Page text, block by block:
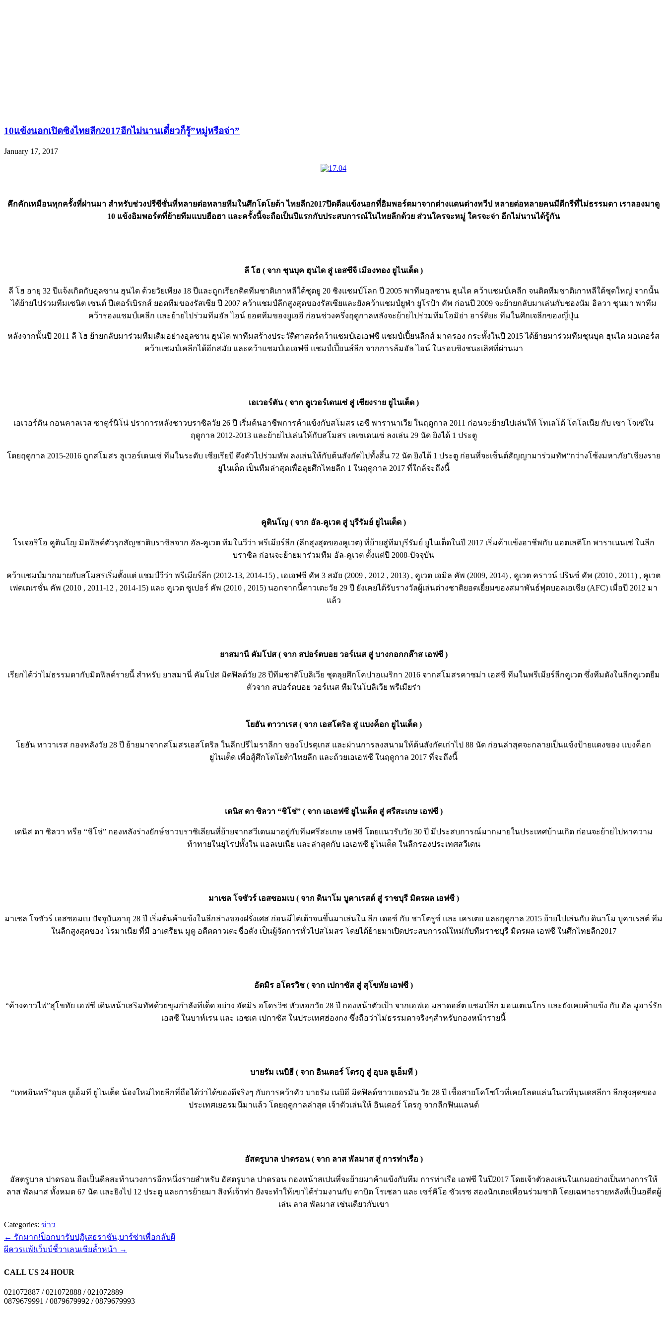
10แข้งนอกเปิดซิงไทยลีก2017อีกไม่นานเดี๋ยวก็รู้”หมู่หรือจ่า”
January 17, 2017
คึกคักเหมือนทุกครั้งที่ผ่านมา สำหรับช่วงปรีซีซั่นที่หลายต่อหลายทีมในศึกโตโยต้า ไทยลีก2017ปิดดีลแข้งนอกที่อิมพอร์ตมาจากต่างแดนต่างทวีป หลายต่อหลายคนมีดีกรีที่ไม่ธรรมดา เราลองมาดู
10 แข้งอิมพอร์ตที่ย้ายทีมแบบฮือฮา และครั้งนี้จะถือเป็นปีแรกกับประสบการณ์ในไทยลีกด้วย ส่วนใครจะหมู่ ใครจะจ่า อีกไม่นานได้รู้กัน
ลี โฮ ( จาก ชุนบุค ฮุนได สู่ เอสซีจี เมืองทอง ยูไนเต็ด )
ลี โฮ อายุ 32 ปีแจ้งเกิดกับอุลซาน ฮุนได ด้วยวัยเพียง 18 ปีและถูกเรียกติดทีมชาติเกาหลีใต้ชุดยู 20 ชิงแชมป์โลก ปี 2005 พาทีมอุลซาน ฮุนได คว้าแชมป์เคลีก จนติดทีมชาติเกาหลีใต้ชุดใหญ่ จากนั้น
ได้ย้ายไปร่วมทีมเซนิต เซนต์ ปีเตอร์เบิรกส์ ยอดทีมของรัสเซีย ปี 2007 คว้าแชมป์ลีกสูงสุดของรัสเซียและยังคว้าแชมป์ยูฟ่า ยูโรป้า คัพ ก่อนปี 2009 จะย้ายกลับมาเล่นกับชองนัม อิลวา ชุนมา พาทีม
คว้ารองแชมป์เคลีก และย้ายไปร่วมทีมอัล ไอน์ ยอดทีมของยูเออี ก่อนช่วงครึ่งฤดูกาลหลังจะย้ายไปร่วมทีมโอมิย่า อาร์ดิยะ ทีมในศึกเจลีกของญี่ปุ่น
หลังจากนั้นปี 2011 ลี โฮ ย้ายกลับมาร่วมทีมเดิมอย่างอุลซาน ฮุนได พาทีมสร้างประวัติศาสตร์คว้าแชมป์เอเอฟซี แชมป์เปี้ยนลีกส์ มาครอง กระทั้งในปี 2015 ได้ย้ายมาร่วมทีมชุนบุค ฮุนได มอเตอร์ส
คว้าแชมป์เคลีกได้อีกสมัย และคว้าแชมป์เอเอฟซี แชมป์เปี้ยนส์ลีก จากการล้มอัล ไอน์ ในรอบชิงชนะเลิศที่ผ่านมา
เอเวอร์ตัน ( จาก ลูเวอร์เดนเซ่ สู่ เชียงราย ยูไนเต็ด )
เอเวอร์ตัน กอนคาลเวส ซาตูร์นิโน่ ปราการหลังชาวบราซิลวัย 26 ปี เริ่มต้นอาชีพการค้าแข้งกับสโมสร เอซี พารานาเวีย ในฤดูกาล 2011 ก่อนจะย้ายไปเล่นให้ โทเลโด้ โคโลเนีย กับ เซา โจเซ่ใน
ฤดูกาล 2012-2013 และย้ายไปเล่นให้กับสโมสร เลเซเดนเซ่ ลงเล่น 29 นัด ยิงได้ 1 ประตู
โดยฤดูกาล 2015-2016 ถูกสโมสร ลูเวอร์เดนเซ่ ทีมในระดับ เซียเรียบี ดึงตัวไปร่วมทัพ ลงเล่นให้กับต้นสังกัดไปทั้งสิ้น 72 นัด ยิงได้ 1 ประตู ก่อนที่จะเซ็นต์สัญญามาร่วมทัพ“กว่างโซ้งมหาภัย”เชียงราย
ยูไนเต็ด เป็นทีมล่าสุดเพื่อลุยศึกไทยลีก 1 ในฤดูกาล 2017 ที่ใกล้จะถึงนี้
คูตินโญ ( จาก อัล-คูเวต สู่ บุรีรัมย์ ยูไนเต็ด )
โรเจอริโอ คูตินโญ มิดฟิลด์ตัวรุกสัญชาติบราซิลจาก อัล-คูเวต ทีมในวีว่า พรีเมียร์ลีก (ลีกสุงสุดของคูเวต) ที่ย้ายสู่ทีมบุรีรัมย์ ยูไนเต็ดในปี 2017 เริ่มค้าแข้งอาชีพกับ แอตเลติโก พาราเนนเซ่ ในลีก
บราซิล ก่อนจะย้ายมาร่วมทีม อัล-คูเวต ตั้งแต่ปี 2008-ปัจจุบัน
คว้าแชมป์มากมายกับสโมสรเริ่มตั้งแต่ แชมป์วีว่า พรีเมียร์ลีก (2012-13, 2014-15) , เอเอฟซี คัพ 3 สมัย (2009 , 2012 , 2013) , คูเวต เอมิล คัพ (2009, 2014) , คูเวต คราวน์ ปรินซ์ คัพ (2010 , 2011) , คูเวต
เฟดเดเรชั่น คัพ (2010 , 2011-12 , 2014-15) และ คูเวต ซูเปอร์ คัพ (2010 , 2015) นอกจากนี้ดาวเตะวัย 29 ปี ยังเคยได้รับรางวัลผู้เล่นต่างชาติยอดเยี่ยมของสมาพันธ์ฟุตบอลเอเชีย (AFC) เมื่อปี 2012 มา
แล้ว
ยาสมานี คัมโปส ( จาก สปอร์ตบอย วอร์เนส สู่ บางกอกกล๊าส เอฟซี )
เรียกได้ว่าไม่ธรรมดากับมิดฟิลด์รายนี้ สำหรับ ยาสมานี่ คัมโปส มิดฟิลด์วัย 28 ปีทีมชาติโบลิเวีย ชุดลุยศึกโคปาอเมริกา 2016 จากสโมสรคาซม่า เอสซี ทีมในพรีเมียร์ลีกคูเวต ซึ่งทีมดังในลีกคูเวตยืม
ตัวจาก สปอร์ตบอย วอร์เนส ทีมในโบลิเวีย พรีเมียร่า
โยฮัน ตาวาเรส ( จาก เอสโตริล สู่ แบงค็อก ยูไนเต็ด )
โยฮัน ทาวาเรส กองหลังวัย 28 ปี ย้ายมาจากสโมสรเอสโตริล ในลีกปรีไมราลีกา ของโปรตุเกส และผ่านการลงสนามให้ต้นสังกัดเก่าไป 88 นัด ก่อนล่าสุดจะกลายเป็นแข้งป้ายแดงของ แบงค็อก
ยูไนเต็ด เพื่อสู้ศึกโตโยต้าไทยลีก และถ้วยเอเอฟซี ในฤดูกาล 2017 ที่จะถึงนี้
เดนิส ดา ซิลวา “ชิโช่” ( จาก เอเอฟซี ยูไนเต็ด สู่ ศรีสะเกษ เอฟซี )
เดนิส ดา ซิลวา หรือ “ชิโช่” กองหลังร่างยักษ์ชาวบราซิเลียนที่ย้ายจากสวีเดนมาอยู่กับทีมศรีสะเกษ เอฟซี โดยแนวรับวัย 30 ปี มีประสบการณ์มากมายในประเทศบ้านเกิด ก่อนจะย้ายไปหาความ
ท้าทายในยุโรปทั้งใน แอลเบเนีย และล่าสุดกับ เอเอฟซี ยูไนเต็ด ในลีกรองประเทศสวีเดน
มาเชล โจซัวร์ เอสซอมเบ ( จาก ดินาโม บูคาเรสต์ สู่ ราชบุรี มิตรผล เอฟซี )
มาเชล โจซัวร์ เอสซอมเบ ปัจจุบันอายุ 28 ปี เริ่มต้นค้าแข้งในลีกล่างของฝรั่งเศส ก่อนมีไต่เต้าจนขึ้นมาเล่นใน ลีก เดอซ์ กับ ชาโตรูซ์ และ เครเตย และฤดูกาล 2015 ย้ายไปเล่นกับ ดินาโม บูคาเรสต์ ทีม
ในลีกสูงสุดของ โรมาเนีย ที่มี อาเดรียน มูตู อดีตดาวเตะชื่อดัง เป็นผู้จัดการทั่วไปสโมสร โดยได้ย้ายมาเปิดประสบการณ์ใหม่กับทีมราชบุรี มิตรผล เอฟซี ในศึกไทยลีก2017
อัดมิร อโดรวิช ( จาก เปกาซัส สู่ สุโขทัย เอฟซี )
“ค้างคาวไฟ”สุโขทัย เอฟซี เดินหน้าเสริมทัพด้วยขุมกำลังทีเด็ด อย่าง อัดมิร อโดรวิช หัวหอกวัย 28 ปี กองหน้าตัวเป้า จากเอฟเอ มลาดอส์ต แชมป์ลีก มอนเตเนโกร และยังเคยค้าแข้ง กับ อัล มูฮาร์รัก
เอสซี ในบาห์เรน และ เอชเค เปกาซัส ในประเทศฮ่องกง ซึ่งถือว่าไม่ธรรมดาจริงๆสำหรับกองหน้ารายนี้
บายรัม เนบิฮี ( จาก อินเตอร์ โตรกู สู่ อุบล ยูเอ็มที )
“เทพอินทรี”อุบล ยูเอ็มที ยูไนเต็ด น้องใหม่ไทยลีกที่ถือได้ว่าได้ของดีจริงๆ กับการคว้าคัว บายรัม เนบิฮี มิดฟิลด์ชาวเยอรมัน วัย 28 ปี เชื้อสายโคโซโวที่เคยโลดแล่นในเวทีบุนเดสลีกา ลีกสูงสุดของ
ประเทศเยอรมนีมาแล้ว โดยฤดูกาลล่าสุด เจ้าตัวเล่นให้ อินเตอร์ โตรกู จากลีกฟินแลนด์
อัสตรูบาล ปาดรอน ( จาก ลาส พัลมาส สู่ การท่าเรือ )
อัสตรูบาล ปาดรอน ถือเป็นดีลสะท้านวงการอีกหนึ่งรายสำหรับ อัสตรูบาล ปาดรอน กองหน้าสเปนที่จะย้ายมาค้าแข้งกับทีม การท่าเรือ เอฟซี ในปี2017 โดยเจ้าตัวลงเล่นในเกมอย่างเป็นทางการให้
ลาส พัลมาส ทั้งหมด 67 นัด และยิงไป 12 ประตู และการย้ายมา สิงห์เจ้าท่า ยังจะทำให้เขาได้ร่วมงานกับ ดาบิด โรเชลา และ เซร์คิโอ ซัวเรซ สองนักเตะเพื่อนร่วมชาติ โดยเฉพาะรายหลังที่เป็นอดีตผู้
เล่น ลาส พัลมาส เช่นเดียวกับเขา
Categories: ข่าว
← รักมาก!ป็อกบารับปฏิเสธราชัน,บาร์ซ่าเพื่อกลับผี
ผีควรแพ้!เว็บบ์ชี้วาเลนเซียล้ำหน้า →
CALL US 24 HOUR
021072887 / 021072888 / 021072889
0879679991 / 0879679992 / 0879679993